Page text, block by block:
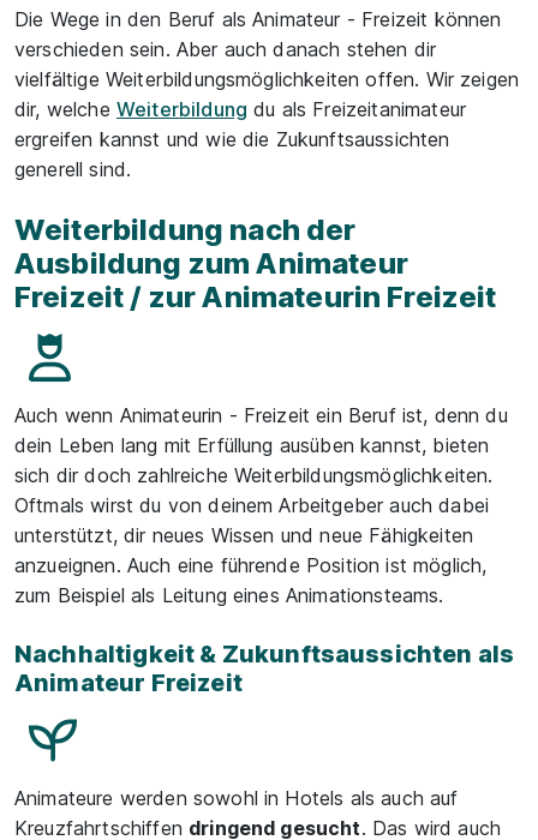
Die Wege in den Beruf als Animateur - Freizeit können
verschieden sein. Aber auch danach stehen dir
vielfältige Weiterbildungsmöglichkeiten offen. Wir zeigen
dir, welche Weiterbildung du als Freizeitanimateur
ergreifen kannst und wie die Zukunftsaussichten
generell sind.
Weiterbildung nach der
Ausbildung zum Animateur
Freizeit / zur Animateurin Freizeit
Auch wenn Animateurin - Freizeit ein Beruf ist, denn du
dein Leben lang mit Erfüllung ausüben kannst, bieten
sich dir doch zahlreiche Weiterbildungsmöglichkeiten.
Oftmals wirst du von deinem Arbeitgeber auch dabei
unterstützt, dir neues Wissen und neue Fähigkeiten
anzueignen. Auch eine führende Position ist möglich,
zum Beispiel als Leitung eines Animationsteams.
Nachhaltigkeit & Zukunftsaussichten als
Animateur Freizeit
Animateure werden sowohl in Hotels als auch auf
Kreuzfahrtschiffen dringend gesucht. Das wird auch